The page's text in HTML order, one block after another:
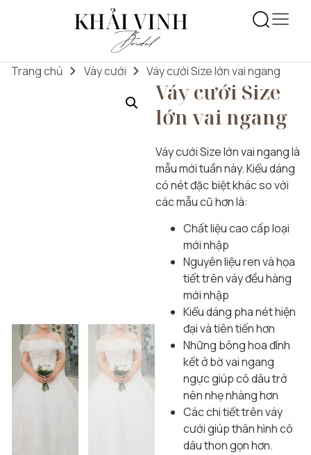
Trang chủ Váy cưới Váy cưới Size lớn vai ngang
Váy cưới Size
lớn vai ngang
Váy cưới Size lớn vai ngang là
mẫu mới tuần này. Kiểu dáng
có nét đặc biệt khác so với
các mẫu cũ hơn là:
Chất liệu cao cấp loại
mới nhập
Nguyên liệu ren và họa
tiết trên váy đều hàng
mới nhập
Kiểu dáng pha nét hiện
đại và tiên tiến hơn
Những bông hoa đính
kết ở bờ vai ngang
ngực giúp cô dâu trở
nên nhẹ nhàng hơn
Các chi tiết trên váy
cưới giúp thân hình cô
dâu thon gọn hơn.